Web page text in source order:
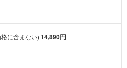
に含まない) 14,890円